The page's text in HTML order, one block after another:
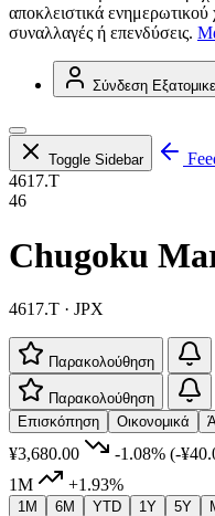
αποκλειστικά ενημερωτικού
συναλλαγές ή επενδύσεις.
Σύνδεση
Toggle Sidebar
4617.T
46
Chugoku
4617.T · JPX
Παρακολούθηση
Παρακολούθηση
Επισκόπηση
Οικονομικά
¥3,680.00 -1.08% (-
1M
+1.93%
1M 6M YTD 1Y 5Y